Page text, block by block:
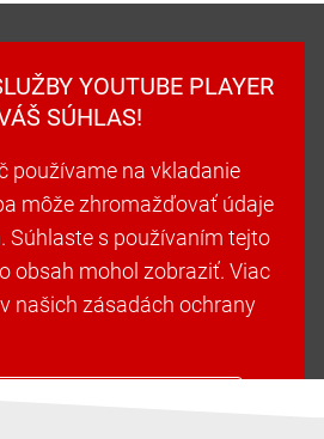
YOUTUBE PLAYER
SÚHLAS!
používame na vkladanie
môže zhromažďovať údaje
Súhlaste s používaním tejto
obsah mohol zobraziť. Viac
našich zásadách ochrany